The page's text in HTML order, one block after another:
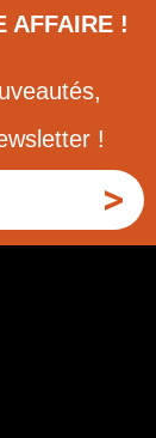
AFFAIRE !
!
>